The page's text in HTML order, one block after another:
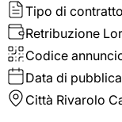
Tipo di contratto
Retribuzione
Codice
Data di
Città Rivarolo